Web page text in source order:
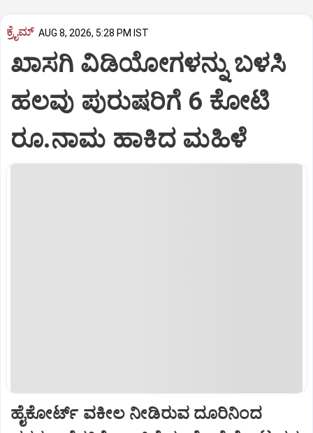
ಕ್ರೈಮ್ AUG 8, 2026, 5:28 PM IST
ಖಾಸಗಿ ವಿಡಿಯೋಗಳನ್ನು ಬಳಸಿ
ಹಲವು ಪುರುಷರಿಗೆ 6 ಕೋಟಿ
ರೂ.ನಾಮ ಹಾಕಿದ ಮಹಿಳೆ
ಹೈಕೋರ್ಟ್‌ ವಕೀಲ ನೀಡಿರುವ ದೂರಿನಿಂದ